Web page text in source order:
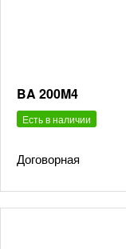
BA 200M4
Есть в наличии
Договорная